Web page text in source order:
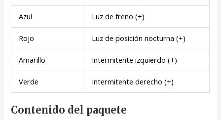
Azul Luz de freno (+)
Rojo Luz de posición nocturna (+)
Amarillo Intermitente izquierdo (+)
Verde Intermitente derecho (+)
Contenido del paquete